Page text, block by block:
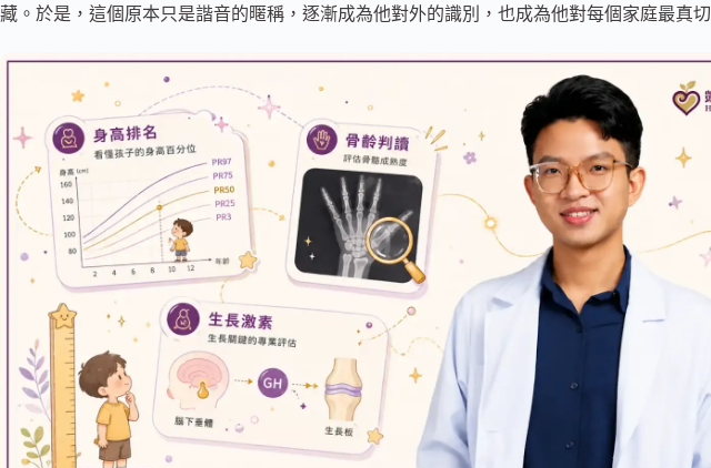
藏。於是，這個原本只是諧音的暱稱，逐漸成為他對外的識別，也成為他對每個家庭最真切